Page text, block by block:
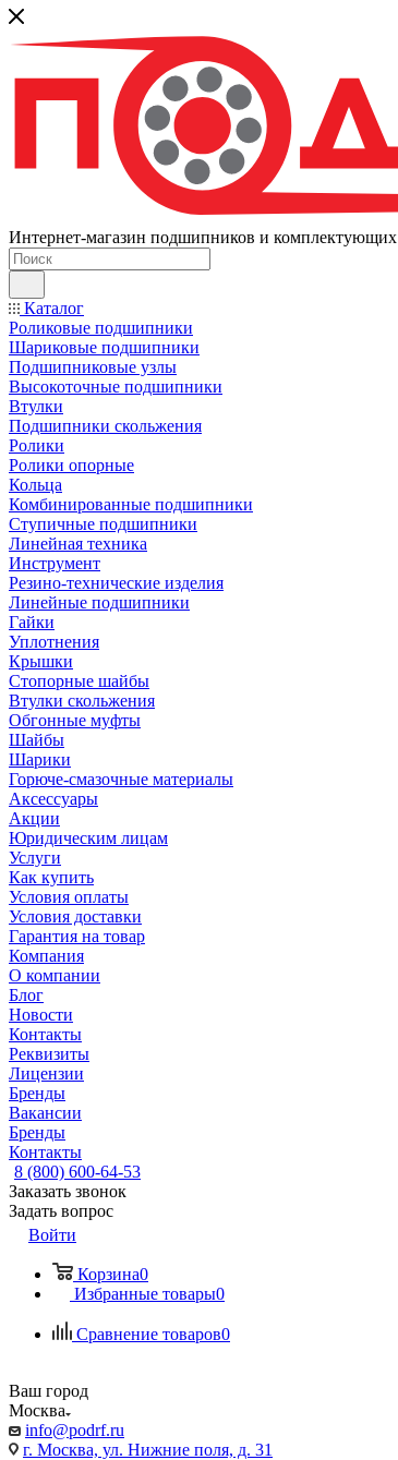
Интернет-магазин подшипников и комплектующих
Каталог
Роликовые подшипники
Шариковые подшипники
Подшипниковые узлы
Высокоточные подшипники
Втулки
Подшипники скольжения
Ролики
Ролики опорные
Кольца
Комбинированные подшипники
Ступичные подшипники
Линейная техника
Инструмент
Резино-технические изделия
Линейные подшипники
Гайки
Уплотнения
Крышки
Стопорные шайбы
Втулки скольжения
Обгонные муфты
Шайбы
Шарики
Горюче-смазочные материалы
Аксессуары
Акции
Юридическим лицам
Услуги
Как купить
Условия оплаты
Условия доставки
Гарантия на товар
Компания
О компании
Блог
Новости
Контакты
Реквизиты
Лицензии
Бренды
Вакансии
Бренды
Контакты
8 (800) 600-64-53
Заказать звонок
Задать вопрос
Войти
Корзина0
Избранные товары0
Сравнение товаров0
Ваш город
Москва
info@podrf.ru
г. Москва, ул. Нижние поля, д. 31